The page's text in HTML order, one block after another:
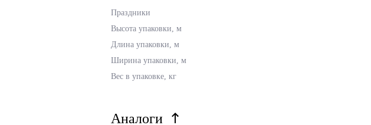
Праздники
Высота упаковки, м
Длина упаковки, м
Ширина упаковки, м
Вес в упаковке, кг
Аналоги